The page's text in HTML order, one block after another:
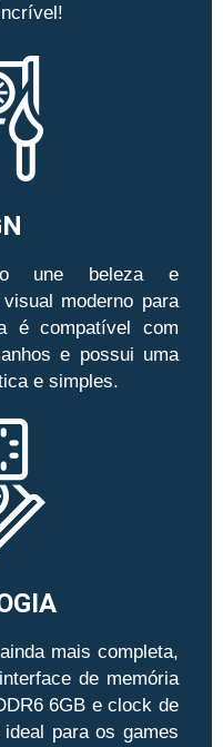
une beleza e
moderno para
é compatível com
e possui uma
e simples.
mais completa,
de memória
6GB e clock de
para os games